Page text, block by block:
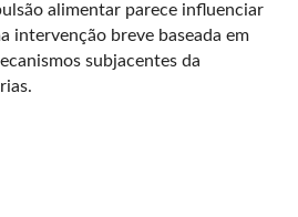
alimentar parece influenciar
intervenção breve baseada em
subjacentes da